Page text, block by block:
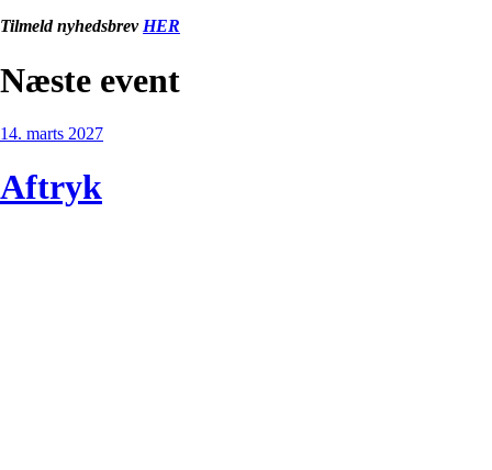
Tilmeld nyhedsbrev HER
Næste event
14. marts 2027
Aftryk